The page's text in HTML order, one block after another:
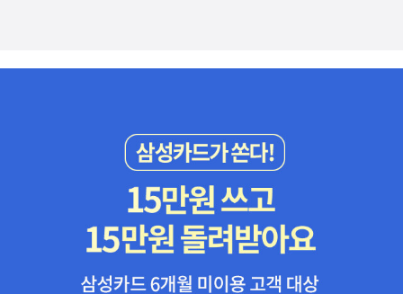
결>도 재밌게 봤지만, <침향여설>이 더 취향이라...5. 내가 중드만 본
건 아니었다. 그 사이 또 한국드라마도 봐줘야지. <구미호뎐1938>을
끝내고, <백수세끼>도 보고 <닥터 차정숙>도 마무리했다. 하아.... 돌
아보니 난 인간이 아니었던 것 같다. 6. 드라마를 너무 보다 보니 막상
책은 많이 읽지 못했다. 그래도 다 틈틈이 읽고 있으니 조만간 다 읽은